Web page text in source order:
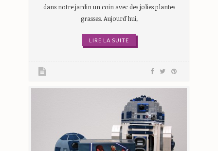
dans notre jardin un coin avec des jolies plantes
grasses. Aujourd'hui,
LIRE LA SUITE